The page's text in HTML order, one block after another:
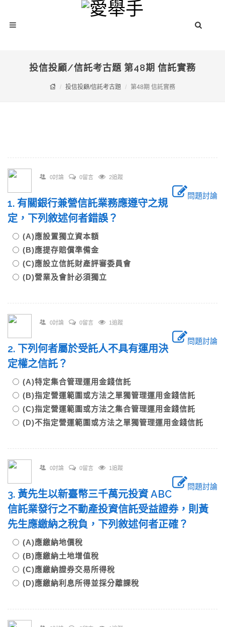
投信投顧/信託考古題 第48期 信託實務
投信投顧/信託考古題 第48期 信託實務
0討論 0留言 2追蹤
問題討論
1. 有關銀行兼營信託業務應遵守之規
定，下列敘述何者錯誤？
(A)應設置獨立資本額
(B)應提存賠償準備金
(C)應設立信託財產評審委員會
(D)營業及會計必須獨立
0討論 0留言 1追蹤
問題討論
2. 下列何者屬於受託人不具有運用決
定權之信託？
(A)特定集合管理運用金錢信託
(B)指定營運範圍或方法之單獨管理運用金錢信託
(C)指定營運範圍或方法之集合管理運用金錢信託
(D)不指定營運範圍或方法之單獨管理運用金錢信託
0討論 0留言 1追蹤
問題討論
3. 黃先生以新臺幣三千萬元投資 ABC
信託業發行之不動產投資信託受益證券，則黃
先生應繳納之稅負，下列敘述何者正確？
(A)應繳納地價稅
(B)應繳納土地增值稅
(C)應繳納證券交易所得稅
(D)應繳納利息所得並採分離課稅